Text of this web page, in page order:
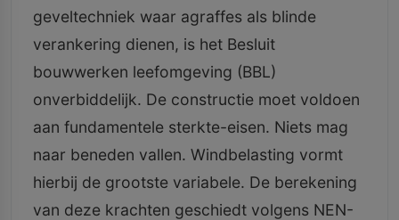
geveltechniek waar agraffes als blinde
verankering dienen, is het Besluit
bouwwerken leefomgeving (BBL)
onverbiddelijk. De constructie moet voldoen
aan fundamentele sterkte-eisen. Niets mag
naar beneden vallen. Windbelasting vormt
hierbij de grootste variabele. De berekening
van deze krachten geschiedt volgens NEN-